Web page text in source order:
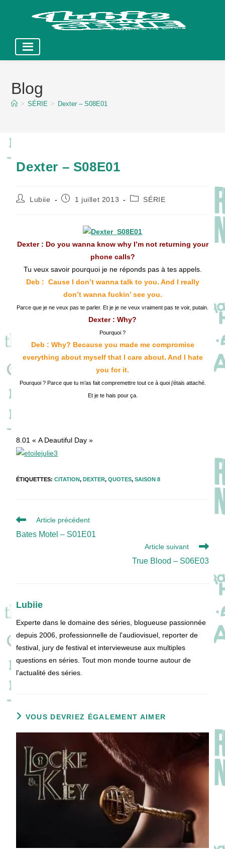
contentBlog
> SÉRIE > Dexter – S08E01
Dexter – S08E01
Auteur/autrice
Lubiie
Publication
1 juillet 2013
PostSÉRIE
Dexter : Do you wanna know why I’m not returning your
phone calls?
Tu veux savoir pourquoi je ne réponds pas à tes appels.
Deb : Cause I don’t wanna talk to you. And I really
don’t wanna fuckin’ see you.
Parce que je ne veux pas te parler. Et je je ne veux vraiment pas te voir, putain.
Dexter : Why?
Pourquoi ?
Deb : Why? Because you made me compromise
everything about myself that I care about. And I hate
you for it.
Pourquoi ? Parce que tu m’as fait compremettre tout ce à quoi j’étais attaché.
Et je te hais pour ça.
8.01 « A Deautiful Day »
ÉTIQUETTES:CITATION, DEXTER, QUOTES, SAISON 8
Read
articles
Article précédent
Bates Motel – S01E01
Article suivant
True Blood – S06E03
Lubiie
Experte dans le domaine des séries, blogueuse passionnée
depuis 2006, professionnelle de l'audiovisuel, reporter de
festival, jury de festival et intervieweuse aux multiples
questions en séries. Tout mon monde tourne autour de
l'actualité des séries.
VOUS DEVRIEZ ÉGALEMENT AIMER